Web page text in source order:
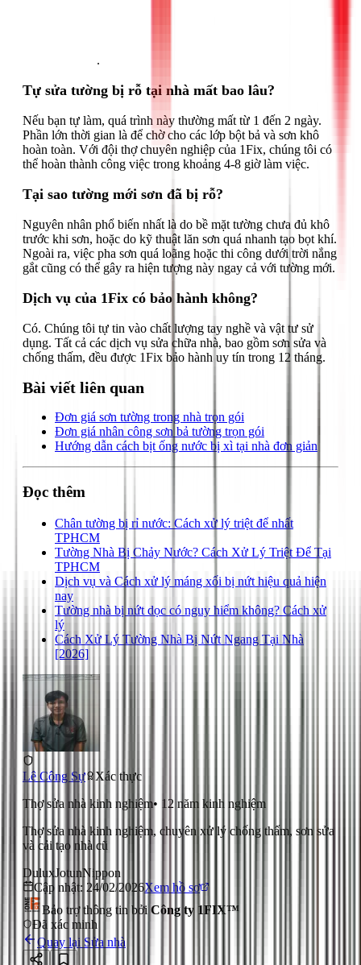
.
Tự sửa tường bị rỗ tại nhà mất bao lâu?
Nếu bạn tự làm, quá trình này thường mất từ 1 đến 2 ngày.
Phần lớn thời gian là để chờ cho các lớp bột bả và sơn khô
hoàn toàn. Với đội thợ chuyên nghiệp của 1Fix, chúng tôi có
thể hoàn thành công việc trong khoảng 4-8 giờ làm việc.
Tại sao tường mới sơn đã bị rỗ?
Nguyên nhân phổ biến nhất là do bề mặt tường chưa đủ khô
trước khi sơn, hoặc do kỹ thuật lăn sơn quá nhanh tạo bọt khí.
Ngoài ra, việc pha sơn quá loãng hoặc thi công dưới trời nắng
gắt cũng có thể gây ra hiện tượng này ngay cả với tường mới.
Dịch vụ của 1Fix có bảo hành không?
Có. Chúng tôi tự tin vào chất lượng tay nghề và vật tư sử
dụng. Tất cả các dịch vụ sửa chữa nhà, bao gồm sơn sửa và
chống thấm, đều được 1Fix bảo hành uy tín trong 12 tháng.
Bài viết liên quan
Đơn giá sơn tường trong nhà trọn gói
Đơn giá nhân công sơn bả tường trọn gói
Hướng dẫn cách bịt ống nước bị xì tại nhà đơn giản
Đọc thêm
Chân tường bị rỉ nước: Cách xử lý triệt để nhất
TPHCM
Tường Nhà Bị Chảy Nước? Cách Xử Lý Triệt Để Tại
TPHCM
Dịch vụ và Cách xử lý máng xối bị nứt hiệu quả hiện
nay
Tường nhà bị nứt dọc có nguy hiểm không? Cách xử
lý
Cách Xử Lý Tường Nhà Bị Nứt Ngang Tại Nhà
[2026]
Lê Công Sự
Xác thực
Thợ sửa nhà kinh nghiệm• 12 năm kinh nghiệm
Thợ sửa nhà kinh nghiệm, chuyên xử lý chống thấm, sơn sửa
và cải tạo nhà cũ
DuluxJotunNippon
Cập nhật: 24/02/2026Xem hồ sơ
Bảo trợ thông tin bởi Công ty 1FIX™
Đã xác minh
Quay lại Sửa nhà